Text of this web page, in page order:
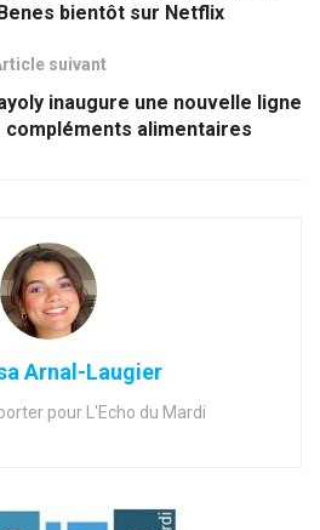
bientôt sur Netflix
suivant
inaugure une nouvelle ligne
compléments alimentaires
Arnal-Laugier
pour L'Echo du Mardi